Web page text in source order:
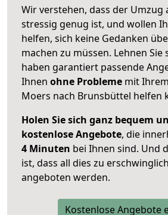
Wir verstehen, dass der Umzug
stressig genug ist, und wollen
helfen, sich keine Gedanken
machen zu müssen. Lehnen Sie
haben garantiert passende
Ihnen ohne Probleme mit
Moers nach Brunsbüttel helfen
Holen Sie sich ganz bequem
kostenlose Angebote, die
4 Minuten bei Ihnen sind. Und
ist, dass all dies zu
angeboten werden.
Kostenlose Angebote